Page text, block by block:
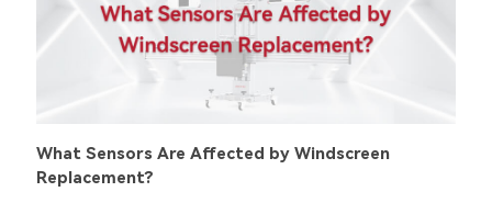
What Sensors Are Affected by Windscreen
Replacement?